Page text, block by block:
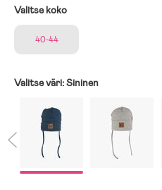
Valitse koko
40-44
Valitse väri:Sininen